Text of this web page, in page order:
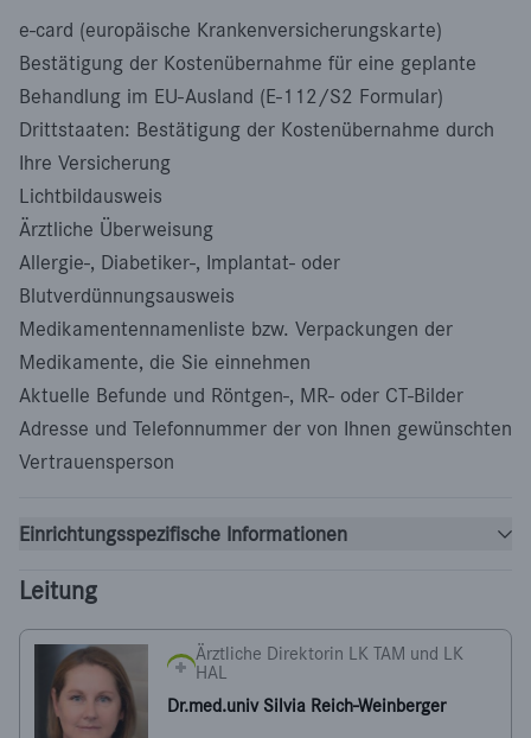
e-card (europäische Krankenversicherungskarte)
Bestätigung der Kostenübernahme für eine geplante
Behandlung im EU-Ausland (E-112/S2 Formular)
Drittstaaten: Bestätigung der Kostenübernahme durch
Ihre Versicherung
Lichtbildausweis
Ärztliche Überweisung
Allergie-, Diabetiker-, Implantat- oder
Blutverdünnungsausweis
Medikamentennamenliste bzw. Verpackungen der
Medikamente, die Sie einnehmen
Aktuelle Befunde und Röntgen-, MR- oder CT-Bilder
Adresse und Telefonnummer der von Ihnen gewünschten
Vertrauensperson
Einrichtungsspezifische Informationen
Leitung
Ärztliche Direktorin LK TAM und LK
HAL
Dr.med.univ Silvia Reich-Weinberger